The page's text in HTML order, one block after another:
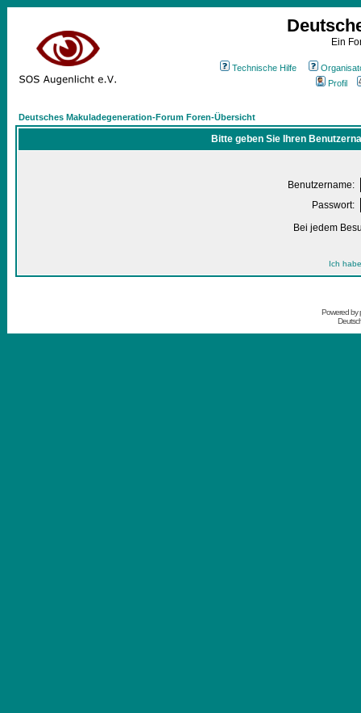
Ein
Technische Hilfe
Profil
Deutsches Makuladegeneration-Forum Foren-Übersicht
Bitte geben Sie Ihren
Benutzername:
Passwort:
Bei jedem
Ich
Powered by